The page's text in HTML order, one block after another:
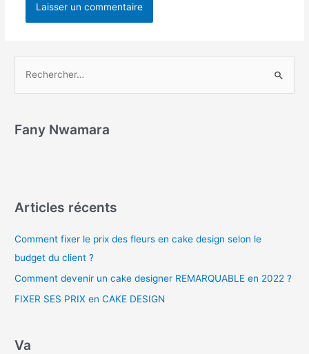
Fany Nwamara
Articles récents
Comment fixer le prix des fleurs en cake design selon le
budget du client ?
Comment devenir un cake designer REMARQUABLE en 2022 ?
FIXER SES PRIX en CAKE DESIGN
Va